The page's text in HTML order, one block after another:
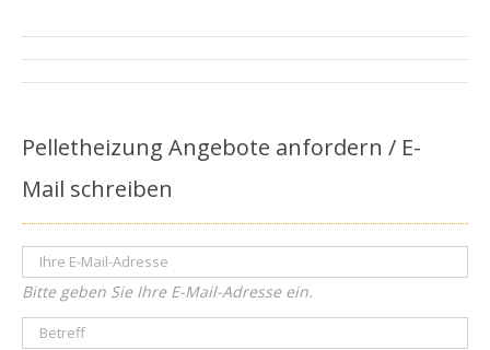
Pelletheizung Angebote anfordern / E-
Mail schreiben
Bitte geben Sie Ihre E-Mail-Adresse ein.